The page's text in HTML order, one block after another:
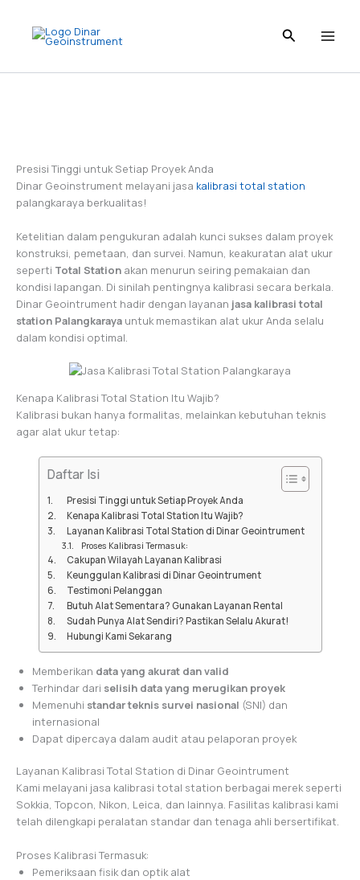
content
Presisi Tinggi untuk Setiap Proyek Anda
Dinar Geoinstrument melayani jasa kalibrasi total station
palangkaraya berkualitas!
Ketelitian dalam pengukuran adalah kunci sukses dalam proyek
konstruksi, pemetaan, dan survei. Namun, keakuratan alat ukur
seperti Total Station akan menurun seiring pemakaian dan
kondisi lapangan. Di sinilah pentingnya kalibrasi secara berkala.
Dinar Geointrument hadir dengan layanan jasa kalibrasi total
station Palangkaraya untuk memastikan alat ukur Anda selalu
dalam kondisi optimal.
Kenapa Kalibrasi Total Station Itu Wajib?
Kalibrasi bukan hanya formalitas, melainkan kebutuhan teknis
agar alat ukur tetap:
Daftar Isi
Presisi Tinggi untuk Setiap Proyek Anda
Kenapa Kalibrasi Total Station Itu Wajib?
Layanan Kalibrasi Total Station di Dinar Geointrument
Proses Kalibrasi Termasuk:
Cakupan Wilayah Layanan Kalibrasi
Keunggulan Kalibrasi di Dinar Geointrument
Testimoni Pelanggan
Butuh Alat Sementara? Gunakan Layanan Rental
Sudah Punya Alat Sendiri? Pastikan Selalu Akurat!
Hubungi Kami Sekarang
Memberikan data yang akurat dan valid
Terhindar dari selisih data yang merugikan proyek
Memenuhi standar teknis survei nasional (SNI) dan
internasional
Dapat dipercaya dalam audit atau pelaporan proyek
Layanan Kalibrasi Total Station di Dinar Geointrument
Kami melayani jasa kalibrasi total station berbagai merek seperti
Sokkia, Topcon, Nikon, Leica, dan lainnya. Fasilitas kalibrasi kami
telah dilengkapi peralatan standar dan tenaga ahli bersertifikat.
Proses Kalibrasi Termasuk:
Pemeriksaan fisik dan optik alat